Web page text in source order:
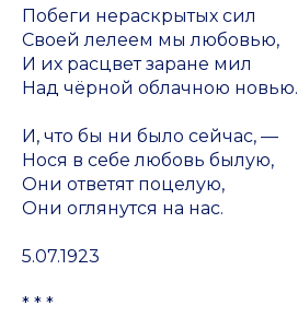
Побеги нераскрытых сил
Своей лелеем мы любовью,
И их расцвет заране мил
Над чёрной облачною новью.
И, что бы ни было сейчас, —
Нося в себе любовь былую,
Они ответят поцелую,
Они оглянутся на нас.
5.07.1923
* * *